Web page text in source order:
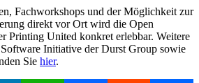
Fachworkshops und der Möglichkeit zur
direkt vor Ort wird die Open
Printing United konkret erlebbar. Weitere
Initiative der Durst Group sowie
Sie hier.